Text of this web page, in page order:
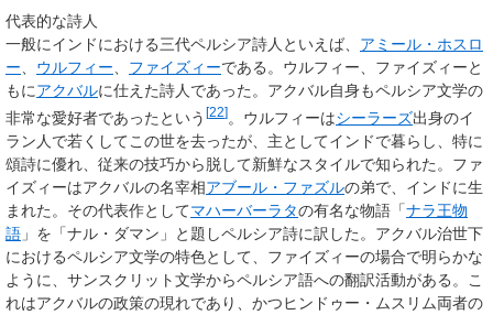
代表的な詩人
一般にインドにおける三代ペルシア詩人といえば、 アミール・ホスロ
ー、 ウルフィー、 ファイズィーである。ウルフィー、ファイズィーと
もにアクバルに仕えた詩人であった。アクバル自身もペルシア文学の
非常な愛好者であったという [22] 。ウルフィーはシーラーズ出身のイ
ラン人で若くしてこの世を去ったが、主としてインドで暮らし、特に
頌詩に優れ、従来の技巧から脱して新鮮なスタイルで知られた。ファ
イズィーはアクバルの名宰相アブール・ファズルの弟で、インドに生
まれた。その代表作としてマハーバーラタの有名な物語「ナラ王物
語 」を「ナル・ダマン」と題しペルシア詩に訳した。アクバル治世下
におけるペルシア文学の特色として、ファイズィーの場合で明らかな
ように、サンスクリット文学からペルシア語への翻訳活動がある。こ
れはアクバルの政策の現れであり、かつヒンドゥー・ムスリム両者の